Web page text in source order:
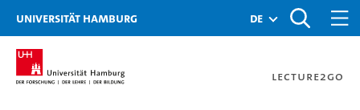
Zu den Filtern
Zur Metanavigation
Zur Hauptnavigation
Zur Suche
Zum Inhalt
Zum Seitenfuss
Universität Hamburg de
Lecture2Go